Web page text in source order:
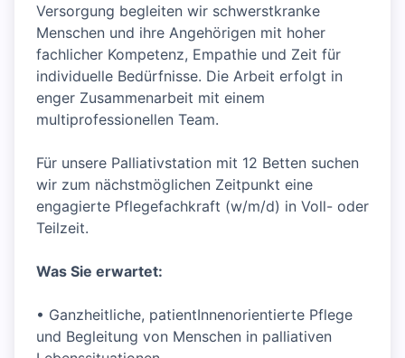
Versorgung begleiten wir schwerstkranke
Menschen und ihre Angehörigen mit hoher
fachlicher Kompetenz, Empathie und Zeit für
individuelle Bedürfnisse. Die Arbeit erfolgt in
enger Zusammenarbeit mit einem
multiprofessionellen Team.
Für unsere Palliativstation mit 12 Betten suchen
wir zum nächstmöglichen Zeitpunkt eine
engagierte Pflegefachkraft (w/m/d) in Voll- oder
Teilzeit.
Was Sie erwartet:
• Ganzheitliche, patientInnenorientierte Pflege
und Begleitung von Menschen in palliativen